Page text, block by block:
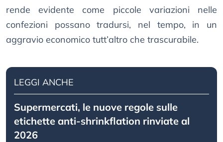
rende evidente come piccole variazioni nelle
confezioni possano tradursi, nel tempo, in un
aggravio economico tutt’altro che trascurabile.
LEGGI ANCHE
Supermercati, le nuove regole sulle
etichette anti-shrinkflation rinviate al
2026